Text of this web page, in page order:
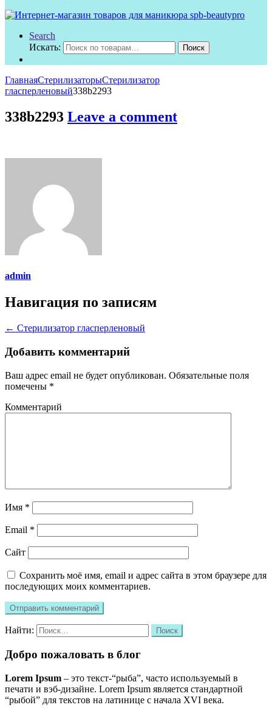
Search
Искать:
Поиск
ГлавнаяСтерилизаторыСтерилизатор
гласперленовый338b2293
338b2293 Leave a comment
admin
Навигация по записям
← Стерилизатор гласперленовый
Добавить комментарий
Ваш адрес email не будет опубликован. Обязательные поля
помечены *
Комментарий
Имя *
Email *
Сайт
Сохранить моё имя, email и адрес сайта в этом браузере для
последующих моих комментариев.
Найти:
Добро пожаловать в блог
Lorem Ipsum – это текст-“рыба”, часто используемый в
печати и вэб-дизайне. Lorem Ipsum является стандартной
“рыбой” для текстов на латинице с начала XVI века.